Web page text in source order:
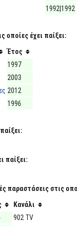
1992|1992
οποίες έχει παίξει:
Έτος
1997
2003
2012
1996
παίξει:
παραστάσεις στις
Κανάλι
902 TV